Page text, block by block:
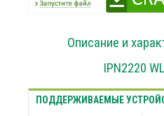
Описание и
IPN2220
ПОДДЕРЖИВАЕМЫЕ